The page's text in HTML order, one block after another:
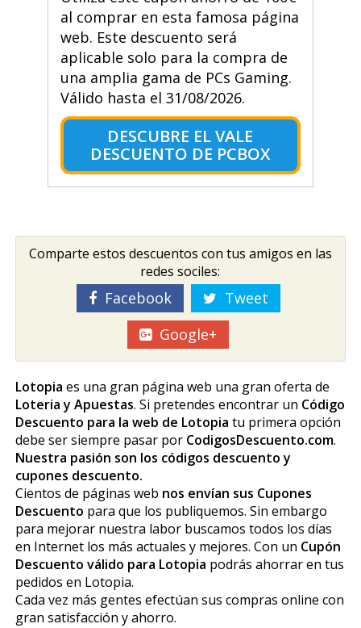
al comprar en esta famosa página
web. Este descuento será
aplicable solo para la compra de
una amplia gama de PCs Gaming.
Válido hasta el 31/08/2026.
DESCUBRE EL VALE
DESCUENTO DE PCBOX
Comparte estos descuentos con tus amigos en las
redes sociles:
Facebook
Tweet
Google+
Lotopia es una gran página web una gran oferta de
Loteria y Apuestas. Si pretendes encontrar un Código
Descuento para la web de Lotopia tu primera opción
debe ser siempre pasar por CodigosDescuento.com.
Nuestra pasión son los códigos descuento y
cupones descuento.
Cientos de páginas web nos envían sus Cupones
Descuento para que los publiquemos. Sin embargo
para mejorar nuestra labor buscamos todos los días
en Internet los más actuales y mejores. Con un Cupón
Descuento válido para Lotopia podrás ahorrar en tus
pedidos en Lotopia.
Cada vez más gentes efectúan sus compras online con
gran satisfacción y ahorro.